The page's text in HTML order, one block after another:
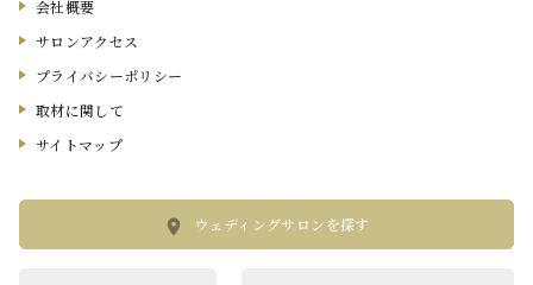
会社概要
サロンアクセス
プライバシーポリシー
取材に関して
サイトマップ
ウェディングサロンを探す